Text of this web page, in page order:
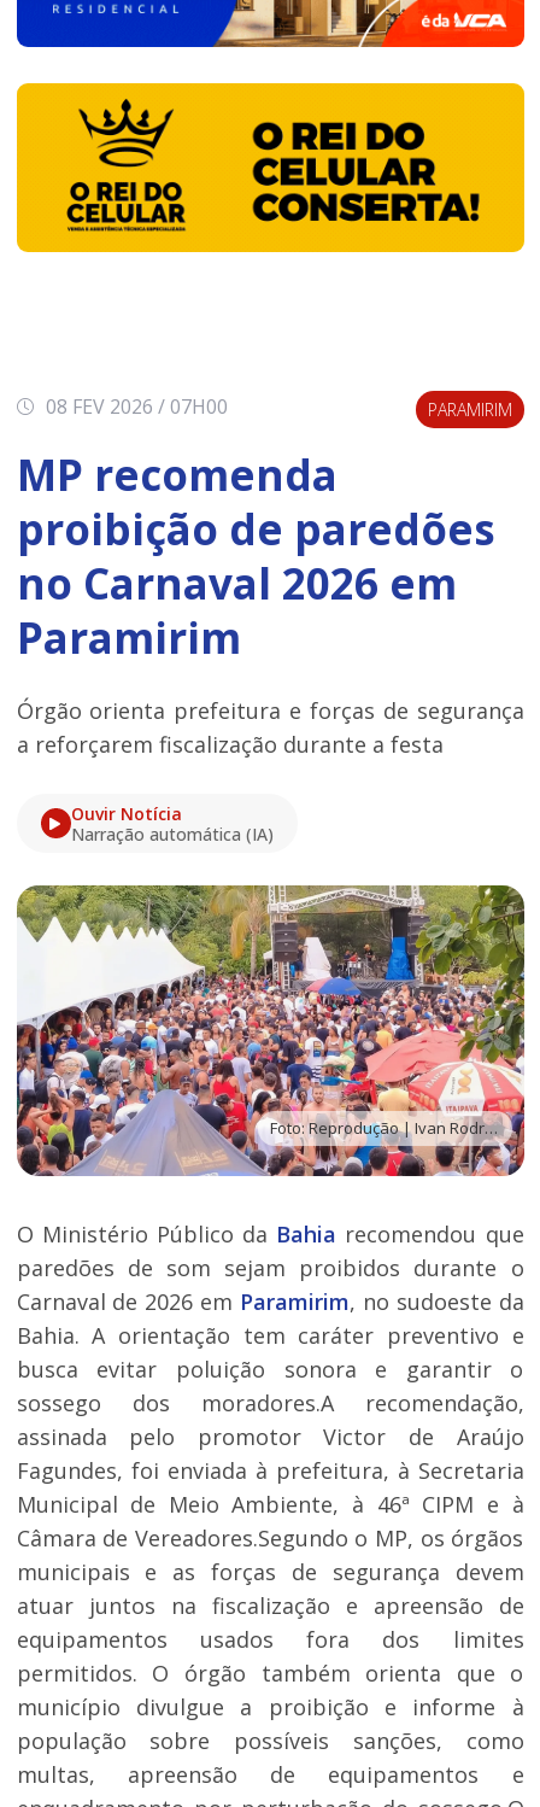
08 FEV 2026 / 07H00 PARAMIRIM
MP recomenda
proibição de paredões
no Carnaval 2026 em
Paramirim
Órgão orienta prefeitura e forças de segurança
a reforçarem fiscalização durante a festa
Ouvir Notícia
Narração automática (IA)
Foto: Reprodução | Ivan Rodrigues
O Ministério Público da Bahia recomendou que
paredões de som sejam proibidos durante o
Carnaval de 2026 em Paramirim, no sudoeste da
Bahia. A orientação tem caráter preventivo e
busca evitar poluição sonora e garantir o
sossego dos moradores.A recomendação,
assinada pelo promotor Victor de Araújo
Fagundes, foi enviada à prefeitura, à Secretaria
Municipal de Meio Ambiente, à 46ª CIPM e à
Câmara de Vereadores.Segundo o MP, os órgãos
municipais e as forças de segurança devem
atuar juntos na fiscalização e apreensão de
equipamentos usados fora dos limites
permitidos. O órgão também orienta que o
município divulgue a proibição e informe à
população sobre possíveis sanções, como
multas, apreensão de equipamentos e